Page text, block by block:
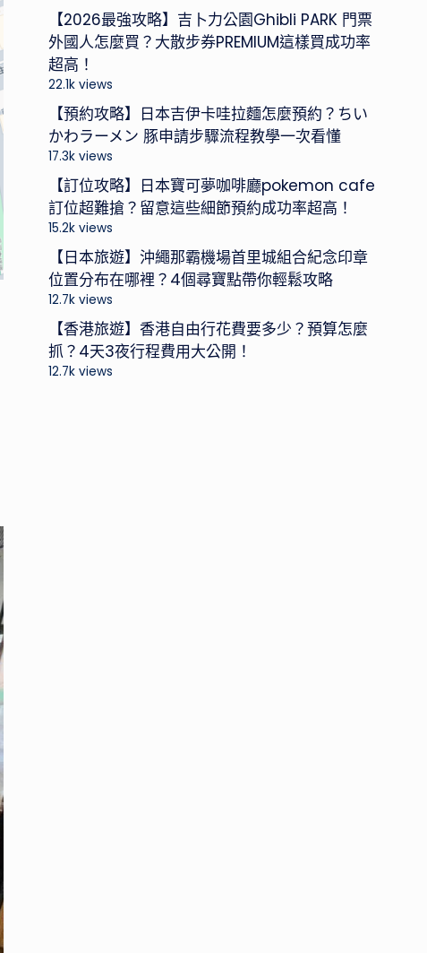
【2026最強攻略】吉卜力公園Ghibli PARK 門票
外國人怎麼買？大散步券PREMIUM這樣買成功率
超高！
22.1k views
【預約攻略】日本吉伊卡哇拉麵怎麼預約？ちい
かわラーメン 豚申請步驟流程教學一次看懂
17.3k views
【訂位攻略】日本寶可夢咖啡廳pokemon cafe
訂位超難搶？留意這些細節預約成功率超高！
15.2k views
【日本旅遊】沖繩那霸機場首里城組合紀念印章
位置分布在哪裡？4個尋寶點帶你輕鬆攻略
12.7k views
【香港旅遊】香港自由行花費要多少？預算怎麼
抓？4天3夜行程費用大公開！
12.7k views